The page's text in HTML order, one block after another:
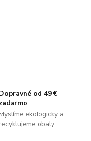
Dopravné od 49 €
zadarmo
Myslíme ekologicky a
recyklujeme obaly